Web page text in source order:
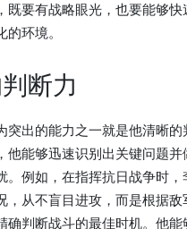
既要有战略眼光，也要能够快
环境。
断力
突出的能力之一就是他清晰的
他能够迅速识别出关键问题并
。例如，在指挥抗日战争时
，从不盲目进攻，而是根据敌
确判断战斗的最佳时机。他能